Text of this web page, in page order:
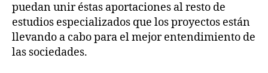
puedan unir éstas aportaciones al resto de
estudios especializados que los proyectos están
llevando a cabo para el mejor entendimiento de
las sociedades.